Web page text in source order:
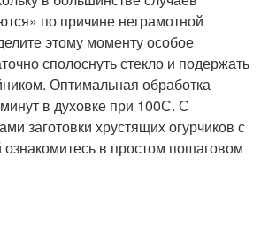
по причине неграмотной
этому моменту особое
сполоснуть стекло и подержать
Оптимальная обработка
в духовке при 100С. С
заготовки хрустящих огурчиков с
в простом пошаговом